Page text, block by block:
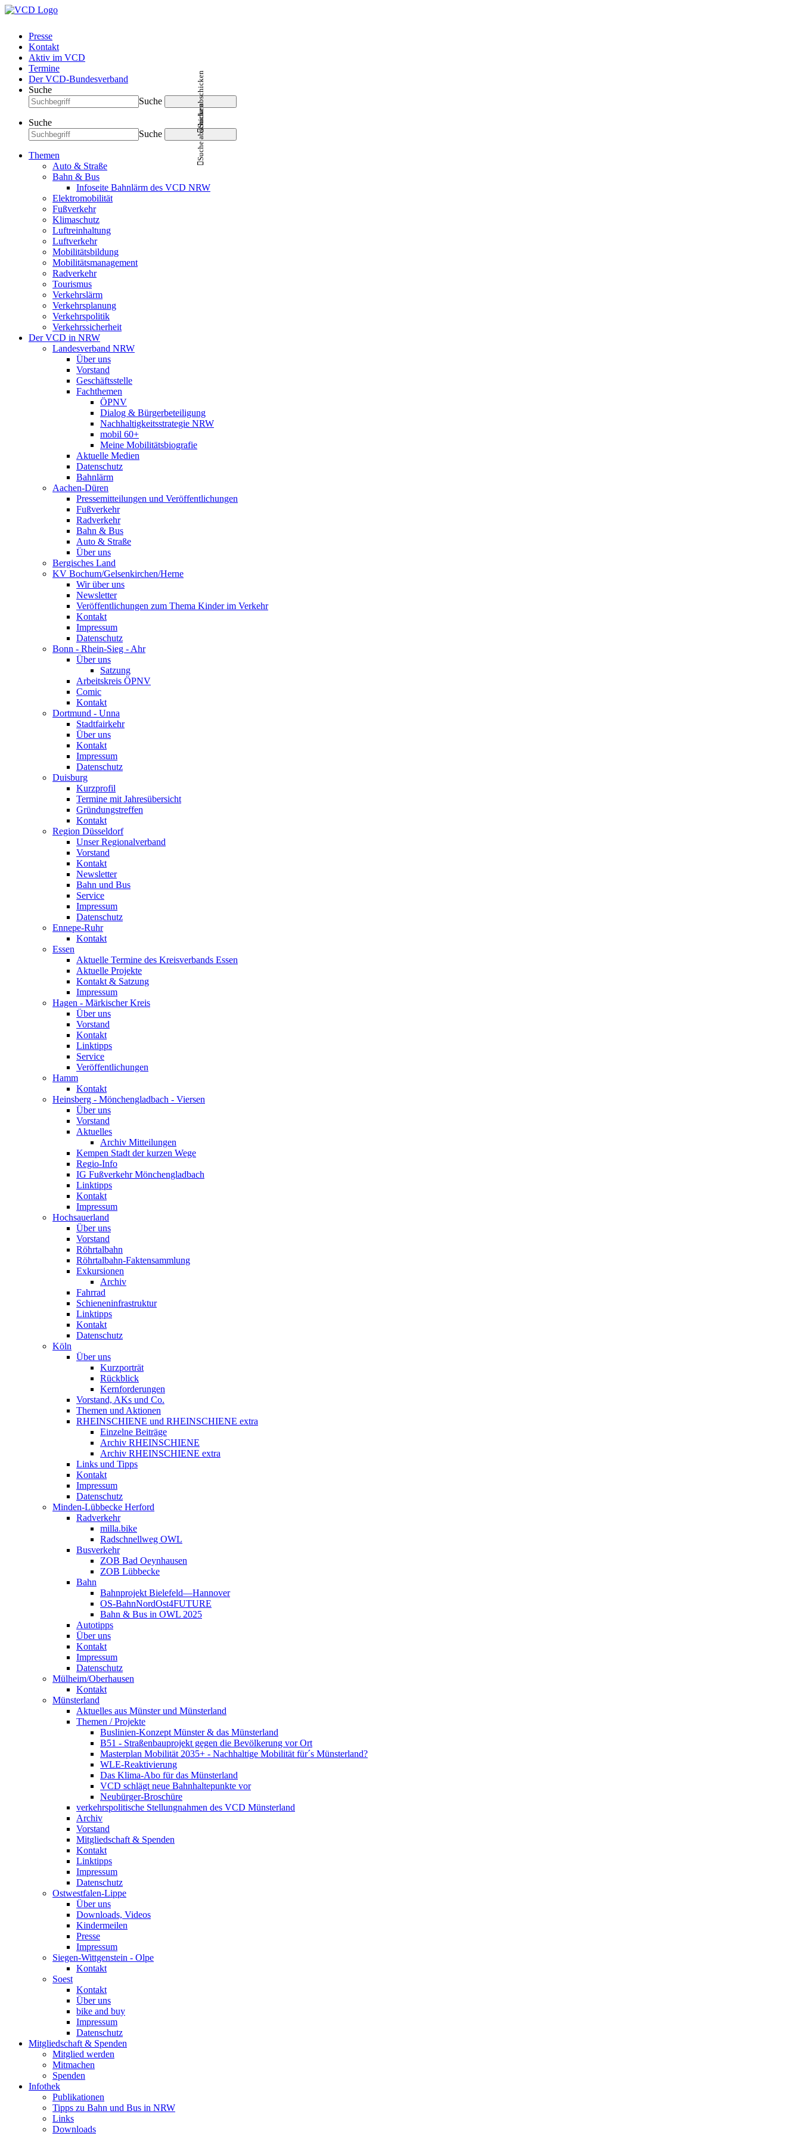
Presse
Kontakt
Aktiv im VCD
Termine
Der VCD-Bundesverband
Suche
Suche
Suche abschicken
Suche
Suche
Suche abschicken
Themen
Auto & Straße
Bahn & Bus
Infoseite Bahnlärm des VCD NRW
Elektromobilität
Fußverkehr
Klimaschutz
Luftreinhaltung
Luftverkehr
Mobilitätsbildung
Mobilitätsmanagement
Radverkehr
Tourismus
Verkehrslärm
Verkehrsplanung
Verkehrspolitik
Verkehrssicherheit
Der VCD in NRW
Landesverband NRW
Über uns
Vorstand
Geschäftsstelle
Fachthemen
ÖPNV
Dialog & Bürgerbeteiligung
Nachhaltigkeitsstrategie NRW
mobil 60+
Meine Mobilitätsbiografie
Aktuelle Medien
Datenschutz
Bahnlärm
Aachen-Düren
Pressemitteilungen und Veröffentlichungen
Fußverkehr
Radverkehr
Bahn & Bus
Auto & Straße
Über uns
Bergisches Land
KV Bochum/Gelsenkirchen/Herne
Wir über uns
Newsletter
Veröffentlichungen zum Thema Kinder im Verkehr
Kontakt
Impressum
Datenschutz
Bonn - Rhein-Sieg - Ahr
Über uns
Satzung
Arbeitskreis ÖPNV
Comic
Kontakt
Dortmund - Unna
Stadtfairkehr
Über uns
Kontakt
Impressum
Datenschutz
Duisburg
Kurzprofil
Termine mit Jahresübersicht
Gründungstreffen
Kontakt
Region Düsseldorf
Unser Regionalverband
Vorstand
Kontakt
Newsletter
Bahn und Bus
Service
Impressum
Datenschutz
Ennepe-Ruhr
Kontakt
Essen
Aktuelle Termine des Kreisverbands Essen
Aktuelle Projekte
Kontakt & Satzung
Impressum
Hagen - Märkischer Kreis
Über uns
Vorstand
Kontakt
Linktipps
Service
Veröffentlichungen
Hamm
Kontakt
Heinsberg - Mönchengladbach - Viersen
Über uns
Vorstand
Aktuelles
Archiv Mitteilungen
Kempen Stadt der kurzen Wege
Regio-Info
IG Fußverkehr Mönchengladbach
Linktipps
Kontakt
Impressum
Hochsauerland
Über uns
Vorstand
Röhrtalbahn
Röhrtalbahn-Faktensammlung
Exkursionen
Archiv
Fahrrad
Schieneninfrastruktur
Linktipps
Kontakt
Datenschutz
Köln
Über uns
Kurzporträt
Rückblick
Kernforderungen
Vorstand, AKs und Co.
Themen und Aktionen
RHEINSCHIENE und RHEINSCHIENE extra
Einzelne Beiträge
Archiv RHEINSCHIENE
Archiv RHEINSCHIENE extra
Links und Tipps
Kontakt
Impressum
Datenschutz
Minden-Lübbecke Herford
Radverkehr
milla.bike
Radschnellweg OWL
Busverkehr
ZOB Bad Oeynhausen
ZOB Lübbecke
Bahn
Bahnprojekt Bielefeld—Hannover
OS-BahnNordOst4FUTURE
Bahn & Bus in OWL 2025
Autotipps
Über uns
Kontakt
Impressum
Datenschutz
Mülheim/Oberhausen
Kontakt
Münsterland
Aktuelles aus Münster und Münsterland
Themen / Projekte
Buslinien-Konzept Münster & das Münsterland
B51 - Straßenbauprojekt gegen die Bevölkerung vor Ort
Masterplan Mobilität 2035+ - Nachhaltige Mobilität für´s Münsterland?
WLE-Reaktivierung
Das Klima-Abo für das Münsterland
VCD schlägt neue Bahnhaltepunkte vor
Neubürger-Broschüre
verkehrspolitische Stellungnahmen des VCD Münsterland
Archiv
Vorstand
Mitgliedschaft & Spenden
Kontakt
Linktipps
Impressum
Datenschutz
Ostwestfalen-Lippe
Über uns
Downloads, Videos
Kindermeilen
Presse
Impressum
Siegen-Wittgenstein - Olpe
Kontakt
Soest
Kontakt
Über uns
bike and buy
Impressum
Datenschutz
Mitgliedschaft & Spenden
Mitglied werden
Mitmachen
Spenden
Infothek
Publikationen
Tipps zu Bahn und Bus in NRW
Links
Downloads